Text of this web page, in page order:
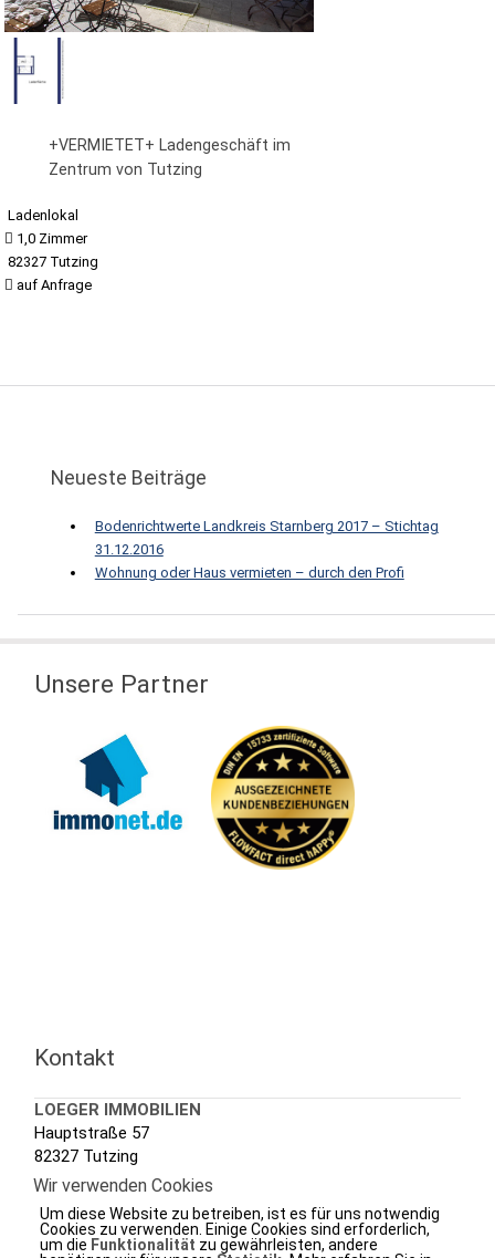
+VERMIETET+ Ladengeschäft im
Zentrum von Tutzing
Ladenlokal
1,0 Zimmer
82327 Tutzing
auf Anfrage
Neueste Beiträge
Bodenrichtwerte Landkreis Starnberg 2017 – Stichtag
31.12.2016
Wohnung oder Haus vermieten – durch den Profi
Unsere Partner
Kontakt
LOEGER IMMOBILIEN
Hauptstraße 57
82327 Tutzing
Tel.: +49 (0) 8158 3020
Fax.: +49 (0) 8158 7288
Wir verwenden Cookies
Um diese Website zu betreiben, ist es für uns notwendig
Cookies zu verwenden. Einige Cookies sind erforderlich,
um die Funktionalität zu gewährleisten, andere